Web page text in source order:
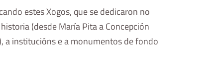
estes Xogos, que se dedicaron no
(desde María Pita a Concepción
a institucións e a monumentos de fondo